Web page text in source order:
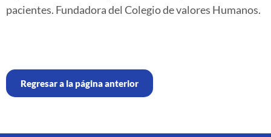
pacientes. Fundadora del Colegio de valores Humanos.
Regresar a la página anterior